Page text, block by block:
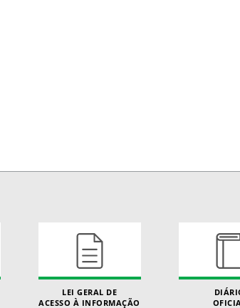
LEI GERAL DE
ACESSO À INFORMAÇÃO